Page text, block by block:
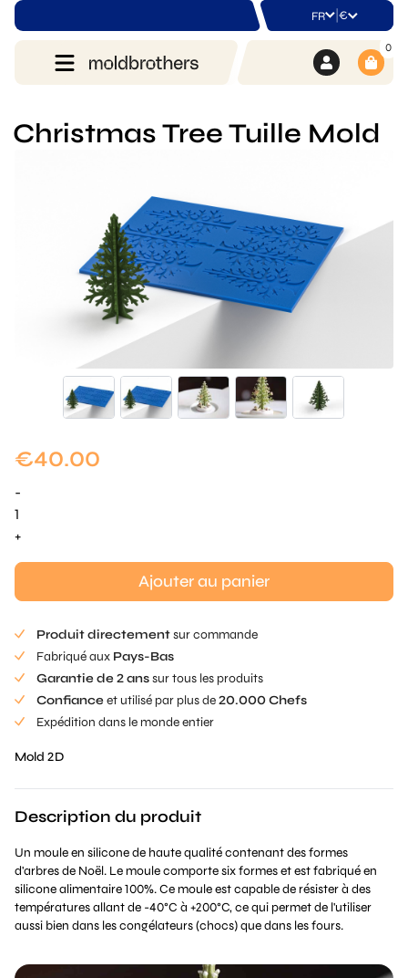
FR | €
0
Christmas Tree Tuille Mold
€40.00
-
quantité
de
Tuille
+
Ajouter au panier
Produit directementsur commande
Fabriqué aux Pays-Bas
Garantie de 2 anssur tous les produits
Confianceet utilisé par plus de20.000 Chefs
Expédition dans le monde entier
Mold 2D
Description du produit
Un moule en silicone de haute qualité contenant des formes
d'arbres de Noël. Le moule comporte six formes et est fabriqué en
silicone alimentaire 100%. Ce moule est capable de résister à des
températures allant de -40°C à +200°C, ce qui permet de l'utiliser
aussi bien dans les congélateurs (chocs) que dans les fours.